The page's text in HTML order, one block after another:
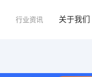
行业资讯 关于我们